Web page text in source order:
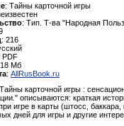
: Тайны карточной игры
: Тип. Т-ва "Народная
: 216
PDF
Мб
: AllRusBook.ru
карточной игры :
описываются: краткая
игре в карты (штосс,
дней для игры и другие